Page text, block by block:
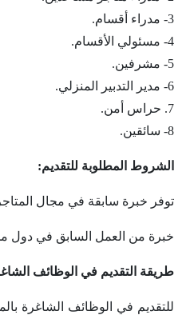
3- مدراء أقسام.
4- مسئولي الأقسام.
5- مشرفين.
6- مدير التدبير المنزلي.
7. حراس أمن.
8- سائقين.
الشروط المطلوبة للتقديم:
توفر خبرة سابقة في مجال
خبرة من العمل السابق في دول
طريقة التقديم في الوظائف
للتقديم في الوظائف الشاغرة